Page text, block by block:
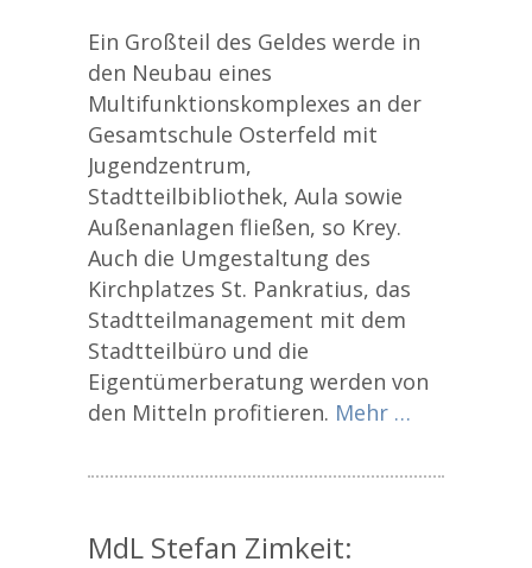
Ein Großteil des Geldes werde in
den Neubau eines
Multifunktionskomplexes an der
Gesamtschule Osterfeld mit
Jugendzentrum,
Stadtteilbibliothek, Aula sowie
Außenanlagen fließen, so Krey.
Auch die Umgestaltung des
Kirchplatzes St. Pankratius, das
Stadtteilmanagement mit dem
Stadtteilbüro und die
Eigentümerberatung werden von
den Mitteln profitieren. Mehr …
MdL Stefan Zimkeit: